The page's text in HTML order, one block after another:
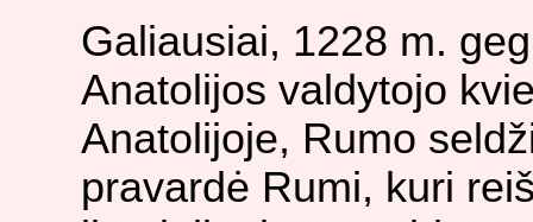
Galiausiai, 1228 m.
Anatolijos valdytojo
Anatolijoje, Rumo
pravardė Rumi, kuri